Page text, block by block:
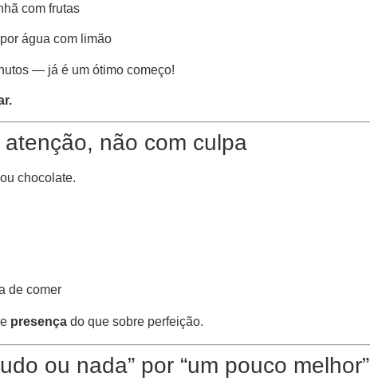
com frutas
água com limão
— já é um ótimo começo!
não com culpa
chocolate.
de comer
presença do que sobre perfeição.
ou nada” por “um pouco melhor”